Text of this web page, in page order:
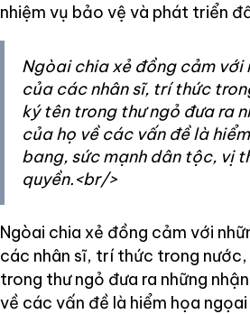
nhiệm vụ bảo vệ và phát triển
Ngòai chia xẻ đồng cảm với
của các nhân sĩ, trí thức
ký tên trong thư ngỏ đưa ra
của họ về các vấn đề là
bang, sức mạnh dân tộc, vị
quyền.<br/>
Ngòai chia xẻ đồng cảm với
các nhân sĩ, trí thức trong
trong thư ngỏ đưa ra những
về các vấn đề là hiểm họa